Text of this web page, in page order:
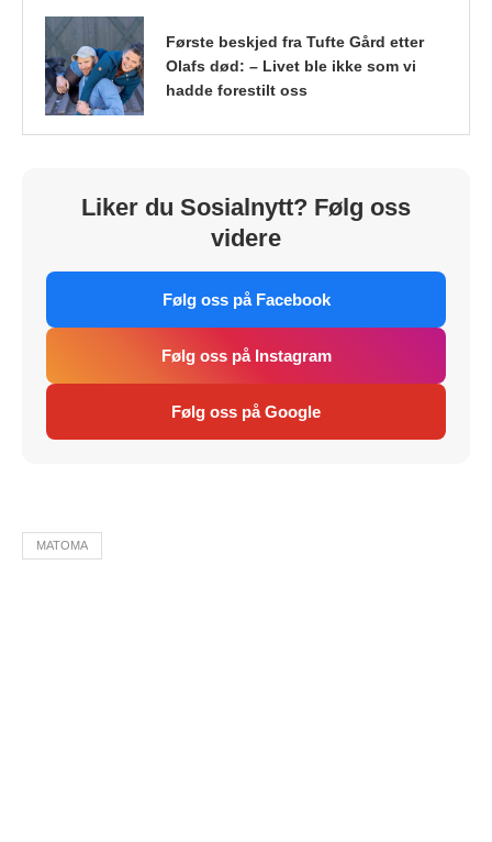
Første beskjed fra Tufte Gård etter
Olafs død: – Livet ble ikke som vi
hadde forestilt oss
Liker du Sosialnytt? Følg oss
videre
Følg oss på Facebook
Følg oss på Instagram
Følg oss på Google
MATOMA